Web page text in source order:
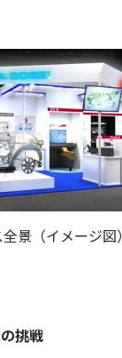
景（イメージ図）
挑戦